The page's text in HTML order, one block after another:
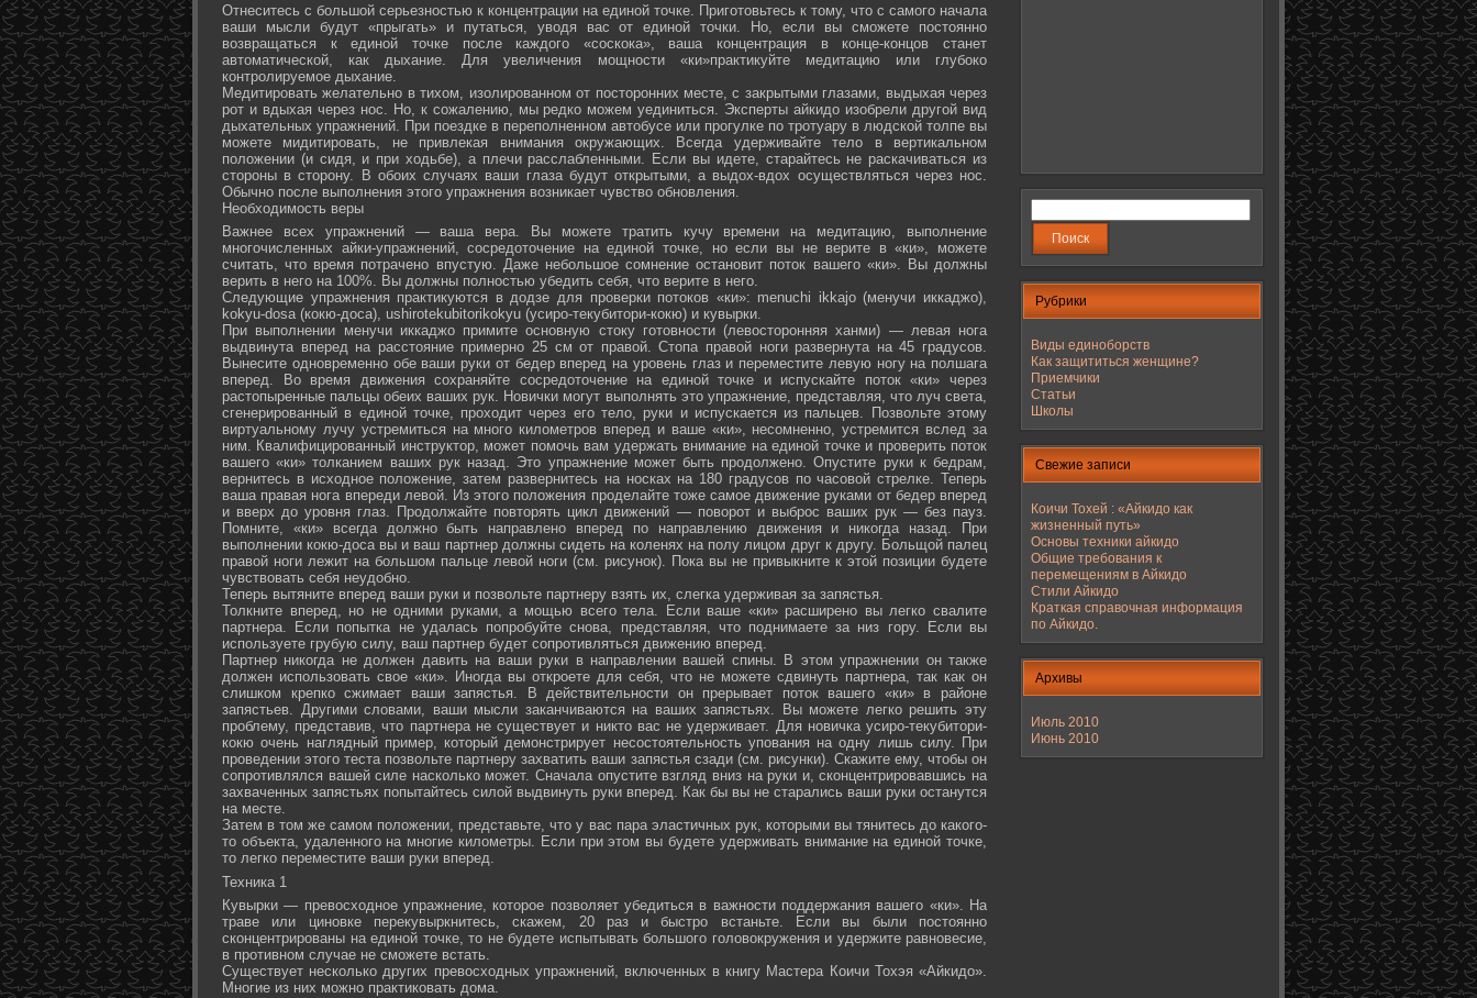
Отнеситесь с большой серьезностью к концентрации на единой точке. Приготовьтесь к тому, что с самого начала
ваши мысли будут «прыгать» и путаться, уводя вас от единой точки. Но, если вы сможете постоянно
возвращаться к единой точке после каждого «соскока», ваша концентрация в конце-концов станет
автоматической, как дыхание. Для увеличения мощности «ки»практикуйте медитацию или глубоко
контролируемое дыхание.
Медитировать желательно в тихом, изолированном от посторонних месте, с закрытыми глазами, выдыхая через
рот и вдыхая через нос. Но, к сожалению, мы редко можем уединиться. Эксперты айкидо изобрели другой вид
дыхательных упражнений. При поездке в переполненном автобусе или прогулке по тротуару в людской толпе вы
можете мидитировать, не привлекая внимания окружающих. Всегда удерживайте тело в вертикальном
положении (и сидя, и при ходьбе), а плечи расслабленными. Если вы идете, старайтесь не раскачиваться из
стороны в сторону. В обоих случаях ваши глаза будут открытыми, а выдох-вдох осуществляться через нос.
Обычно после выполнения этого упражнения возникает чувство обновления.
Необходимость веры
Важнее всех упражнений — ваша вера. Вы можете тратить кучу времени на медитацию, выполнение
многочисленных айки-упражнений, сосредоточение на единой точке, но если вы не верите в «ки», можете
считать, что время потрачено впустую. Даже небольшое сомнение остановит поток вашего «ки». Вы должны
верить в него на 100%. Вы должны полностью убедить себя, что верите в него.
Следующие упражнения практикуются в додзе для проверки потоков «ки»: menuchi ikkajo (менучи иккаджо),
kokyu-dosa (кокю-доса), ushiro­tekubitori­kokyu (усиро-текубитори-кокю) и кувырки.
При выполнении менучи иккаджо примите основную стоку готовности (левосторонняя ханми) — левая нога
выдвинута вперед на расстояние примерно 25 см от правой. Стопа правой ноги развернута на 45 градусов.
Вынесите одновременно обе ваши руки от бедер вперед на уровень глаз и переместите левую ногу на полшага
вперед. Во время движения сохраняйте сосредоточение на единой точке и испускайте поток «ки» через
растопыренные пальцы обеих ваших рук. Новички могут выполнять это упражнение, представляя, что луч света,
сгенерированный в единой точке, проходит через его тело, руки и испускается из пальцев. Позвольте этому
виртуальному лучу устремиться на много километров вперед и ваше «ки», несомненно, устремится вслед за
ним. Квалифицированный инструктор, может помочь вам удержать внимание на единой точке и проверить поток
вашего «ки» толканием ваших рук назад. Это упражнение может быть продолжено. Опустите руки к бедрам,
вернитесь в исходное положение, затем развернитесь на носках на 180 градусов по часовой стрелке. Теперь
ваша правая нога впереди левой. Из этого положения проделайте тоже самое движение руками от бедер вперед
и вверх до уровня глаз. Продолжайте повторять цикл движений — поворот и выброс ваших рук — без пауз.
Помните, «ки» всегда должно быть направлено вперед по направлению движения и никогда назад. При
выполнении кокю-доса вы и ваш партнер должны сидеть на коленях на полу лицом друг к другу. Больщой палец
правой ноги лежит на большом пальце левой ноги (см. рисунок). Пока вы не привыкните к этой позиции будете
чувствовать себя неудобно.
Теперь вытяните вперед ваши руки и позвольте партнеру взять их, слегка удерживая за запястья.
Толкните вперед, но не одними руками, а мощью всего тела. Если ваше «ки» расширено вы легко свалите
партнера. Если попытка не удалась попробуйте снова, представляя, что поднимаете за низ гору. Если вы
используете грубую силу, ваш партнер будет сопротивляться движению вперед.
Партнер никогда не должен давить на ваши руки в направлении вашей спины. В этом упражнении он также
должен использовать свое «ки». Иногда вы откроете для себя, что не можете сдвинуть партнера, так как он
слишком крепко сжимает ваши запястья. В действительности он прерывает поток вашего «ки» в районе
запястьев. Другими словами, ваши мысли заканчиваются на ваших запястьях. Вы можете легко решить эту
проблему, представив, что партнера не существует и никто вас не удерживает. Для новичка усиро-текубитори-
кокю очень наглядный пример, который демонстрирует несостоятельность упования на одну лишь силу. При
проведении этого теста позвольте партнеру захватить ваши запястья сзади (см. рисунки). Скажите ему, чтобы он
сопротивлялся вашей силе насколько может. Сначала опустите взгляд вниз на руки и, сконцентрировавшись на
захваченных запястьях попытайтесь силой выдвинуть руки вперед. Как бы вы не старались ваши руки останутся
на месте.
Затем в том же самом положении, представьте, что у вас пара эластичных рук, которыми вы тянитесь до какого-
то объекта, удаленного на многие километры. Если при этом вы будете удерживать внимание на единой точке,
то легко переместите ваши руки вперед.
Техника 1
Кувырки — превосходное упражнение, которое позволяет убедиться в важности поддержания вашего «ки». На
траве или циновке перекувыркнитесь, скажем, 20 раз и быстро встаньте. Если вы были постоянно
сконцентрированы на единой точке, то не будете испытывать большого головокружения и удержите равновесие,
в противном случае не сможете встать.
Существует несколько других превосходных упражнений, включенных в книгу Мастера Коичи Тохэя «Айкидо».
Многие из них можно практиковать дома.
Рубрики
Виды единоборств
Как защититься женщине?
Приемчики
Статьи
Школы
Свежие записи
Коичи Тохей : «Айкидо как
жизненный путь»
Основы техники айкидо
Общие требования к
перемещениям в Айкидо
Стили Айкидо
Краткая справочная информация
по Айкидо.
Архивы
Июль 2010
Июнь 2010